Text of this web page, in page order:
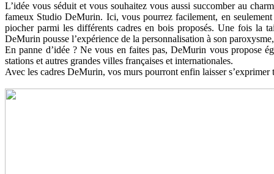
L’idée vous séduit et vous souhaitez vous aussi succomber au
fameux Studio DeMurin. Ici, vous pourrez facilement, en
piocher parmi les différents cadres en bois proposés. Une fois la
DeMurin pousse l’expérience de la personnalisation à son
En panne d’idée ? Ne vous en faites pas, DeMurin vous propose
stations et autres grandes villes françaises et internationales.
Avec les cadres DeMurin, vos murs pourront enfin laisser